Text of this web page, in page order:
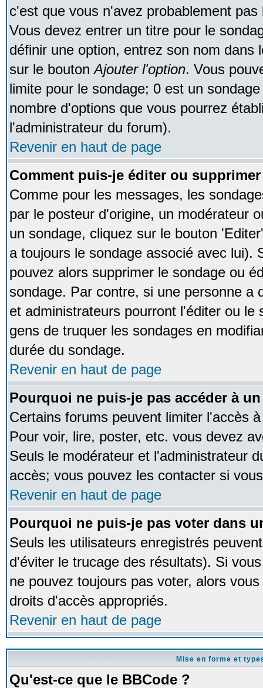
c'est que vous n'avez probablement
Vous devez entrer un titre pour le
définir une option, entrez son nom dans
sur le boutonAjouter l'option. Vous
limite pour le sondage; 0 est un
nombre d'options que vous pourrez
l'administrateur du forum).
Revenir en haut de page
Comment puis-je éditer ou
Comme pour les messages, les
par le posteur d'origine, un modérateur
un sondage, cliquez sur le bouton
a toujours le sondage associé avec lui).
pouvez alors supprimer le sondage ou
sondage. Par contre, si une personne a
et administrateurs pourront l'éditer ou le
gens de truquer les sondages en
durée du sondage.
Revenir en haut de page
Pourquoi ne puis-je pas accéder à
Certains forums peuvent limiter l'accès
Pour voir, lire, poster, etc. vous devez
Seuls le modérateur et l'administrateur
accès; vous pouvez les contacter si
Revenir en haut de page
Pourquoi ne puis-je pas voter dans
Seuls les utilisateurs enregistrés
d'éviter le trucage des résultats). Si
ne pouvez toujours pas voter, alors
droits d'accès appropriés.
Revenir en haut de page
Mise en forme et
Qu'est-ce que le BBCode ?